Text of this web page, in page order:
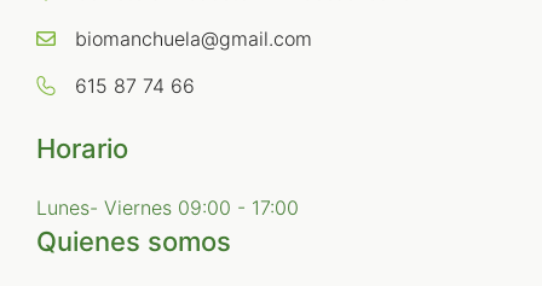
biomanchuela@gmail.com
615 87 74 66
Horario
Lunes- Viernes 09:00 - 17:00
Quienes somos